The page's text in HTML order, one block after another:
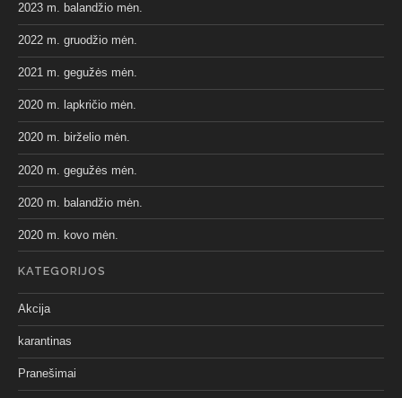
2023 m. balandžio mėn.
2022 m. gruodžio mėn.
2021 m. gegužės mėn.
2020 m. lapkričio mėn.
2020 m. birželio mėn.
2020 m. gegužės mėn.
2020 m. balandžio mėn.
2020 m. kovo mėn.
KATEGORIJOS
Akcija
karantinas
Pranešimai